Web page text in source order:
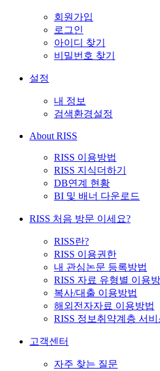
회원가입
로그인
아이디 찾기
비밀번호 찾기
설정
내 정보
검색환경설정
About RISS
RISS 이용방법
RISS 지식더하기
DB연계 현황
BI 및 배너 다운로드
RISS 처음 방문 이세요?
RISS란?
RISS 이용권한
내 관심논문 등록방법
RISS 자료 유형별 이용
복사/대출 이용방법
해외전자자료 이용방법
RISS 정보취약계층 서
고객센터
자주 찾는 질문